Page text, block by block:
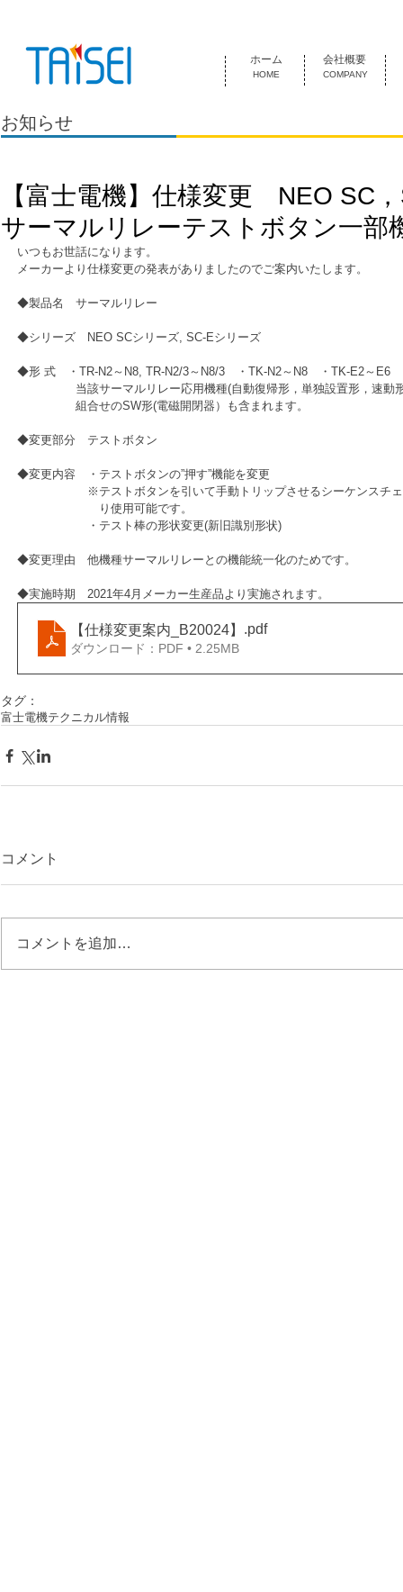
HOME COMPANY
ホーム 会社概要
お知らせ
【富士電機】仕様変更 NEO SC
サーマルリレーテストボタン一部
いつもお世話になります。
メーカーより仕様変更の発表がありましたのでご案内いたします。
◆製品名　サーマルリレー
◆シリーズ　NEO SCシリーズ, SC-Eシリーズ
◆形 式　・TR-N2～N8, TR-N2/3～N8/3　・TK-N2～N8　・TK-E2～E6
当該サーマルリレー応用機種(自動復帰形，単独設置形，速動形
組合せのSW形(電磁開閉器）も含まれます。
◆変更部分　テストボタン
◆変更内容　・テストボタンの”押す”機能を変更
※テストボタンを引いて手動トリップさせるシーケンスチェ
り使用可能です。
・テスト棒の形状変更(新旧識別形状)
◆変更理由　他機種サーマルリレーとの機能統一化のためです。
◆実施時期　2021年4月メーカー生産品より実施されます。
【仕様変更案内_B20024】 .pdf
ダウンロード：PDF • 2.25MB
タグ：
富士電機テクニカル情報
コメント
コメントを追加…